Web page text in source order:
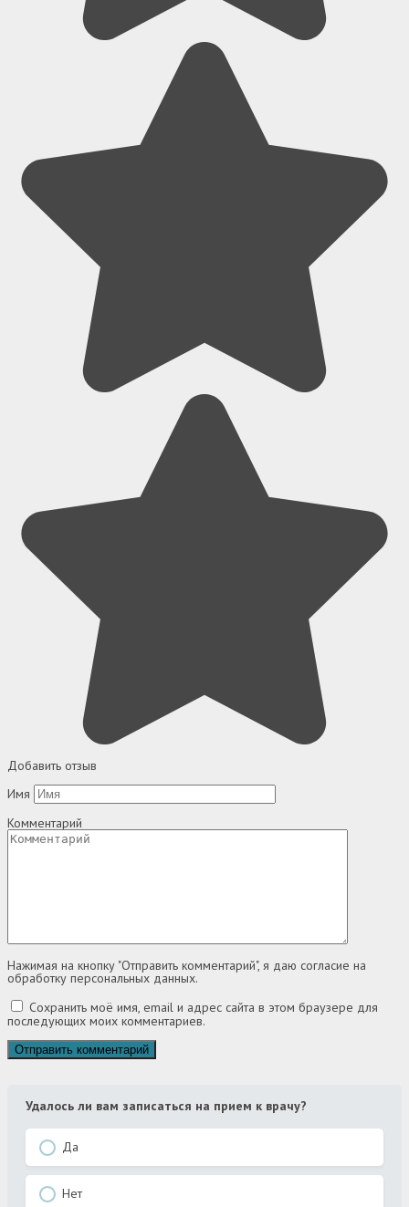
Добавить отзыв
Имя
Комментарий
Нажимая на кнопку "Отправить комментарий", я даю согласие на
обработку персональных данных.
Сохранить моё имя, email и адрес сайта в этом браузере для
последующих моих комментариев.
Удалось ли вам записаться на прием к врачу?
Да
Нет